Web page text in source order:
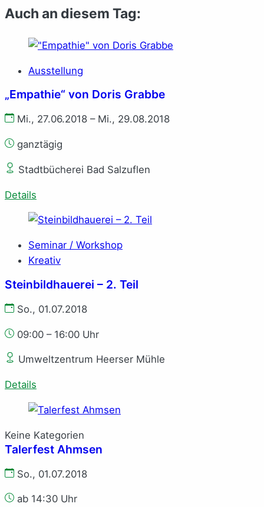
Auch an diesem Tag:
Ausstellung
„Empathie“ von Doris Grabbe
Mi., 27.06.2018 – Mi., 29.08.2018
ganztägig
Stadtbücherei Bad Salzuflen
Details
Seminar / Workshop
Kreativ
Steinbildhauerei – 2. Teil
So., 01.07.2018
09:00 – 16:00 Uhr
Umweltzentrum Heerser Mühle
Details
Keine Kategorien
Talerfest Ahmsen
So., 01.07.2018
ab 14:30 Uhr